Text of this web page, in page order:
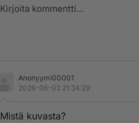
Anonyymi00001
2026-06-03 21:34:29
Mistä kuvasta?